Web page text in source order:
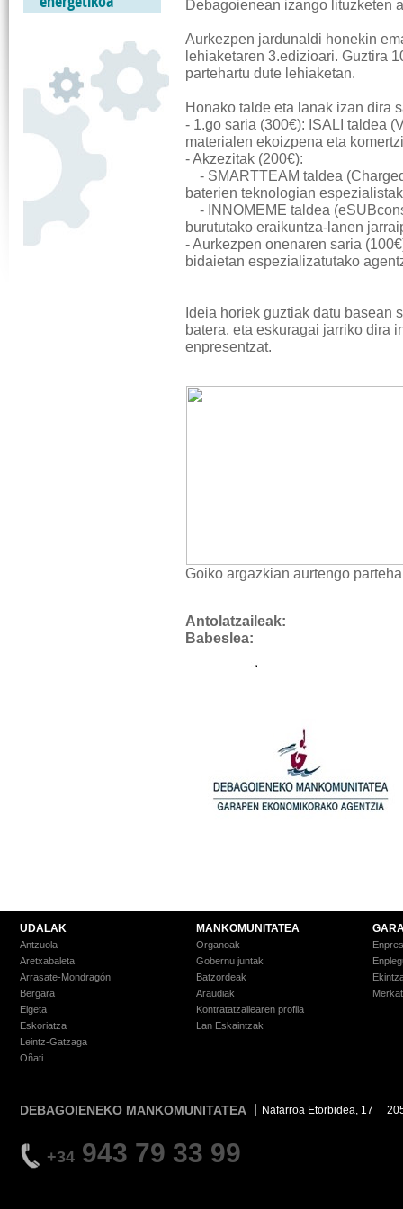
Debagoienean izango lituzketen
Aurkezpen jardunaldi honekin
lehiaketaren 3.edizioari. Guztira
partehartu dute lehiaketan.
Honako talde eta lanak izan dira
- 1.go saria (300€): ISALI taldea
materialen ekoizpena eta
- Akzezitak (200€):
- SMARTTEAM taldea
baterien teknologian
- INNOMEME taldea
burututako eraikuntza-lanen
- Aurkezpen onenaren saria
bidaietan espezializatutako
Ideia horiek guztiak datu basean
batera, eta eskuragai jarriko dira
enpresentzat.
Goiko argazkian aurtengo
Babeslea:
UDALAK
Antzuola
Aretxabaleta
Arrasate-Mondragón
Bergara
Elgeta
Eskoriatza
Leintz-Gatzaga
Oñati
MANKOMUNITATEA
Organoak
Gobernu juntak
Batzordeak
Araudiak
Kontratatzailearen profila
Lan Eskaintzak
DEBAGOIENEKO MANKOMUNITATEA Nafarroa Etorbidea, 17
+34 943 79 33 99